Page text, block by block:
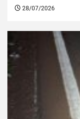
28/07/2026